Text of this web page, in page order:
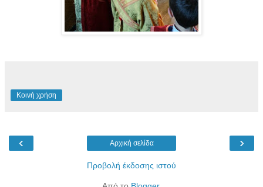
Κοινή χρήση
‹ ›
Αρχική σελίδα
Προβολή έκδοσης ιστού